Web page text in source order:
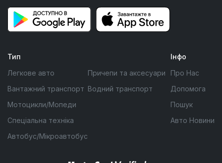
Тип
Легкове авто
Вантажний транспорт
Мотоцикли/Мопеди
Спеціальна техніка
Автобус/Мікроавтобус
Причепи та аксесуари
Водний транспорт
Інфо
Про Нас
Допомога
Пошук
Авто Новини